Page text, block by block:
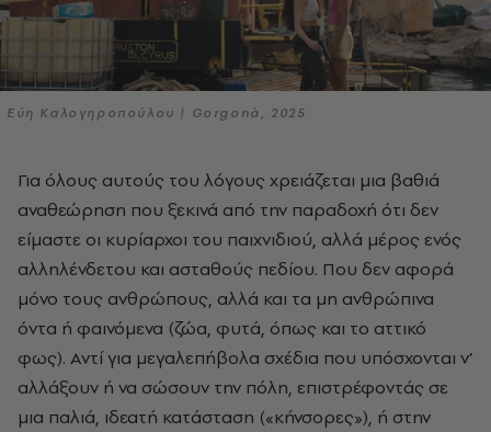
Εύη Καλογηροπούλου | Gorgonà, 2025
Για όλους αυτούς του λόγους χρειάζεται μια βαθιά
αναθεώρηση που ξεκινά από την παραδοχή ότι δεν
είμαστε οι κυρίαρχοι του παιχνιδιού, αλλά μέρος ενός
αλληλένδετου και ασταθούς πεδίου. Που δεν αφορά
μόνο τους ανθρώπους, αλλά και τα μη ανθρώπινα
όντα ή φαινόμενα (ζώα, φυτά, όπως και το αττικό
φως). Αντί για μεγαλεπήβολα σχέδια που υπόσχονται ν’
αλλάξουν ή να σώσουν την πόλη, επιστρέφοντάς σε
μια παλιά, ιδεατή κατάσταση («κήνσορες»), ή στην